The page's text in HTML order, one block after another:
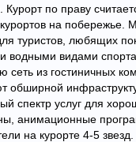
по праву
на побережье.
туристов, любящих
водными видами
сеть из гостиничных
обширной
спектр услуг для
анимационные
на курорте 4-5